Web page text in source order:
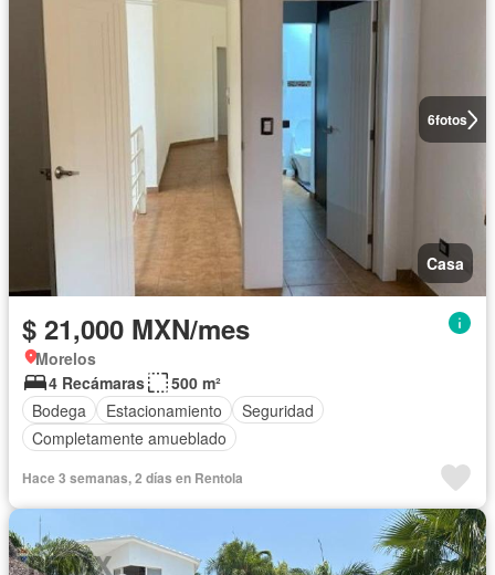
6fotos
Casa
$ 21,000 MXN/mes
Morelos
4 Recámaras
500 m²
Bodega
Estacionamiento
Seguridad
Completamente amueblado
Hace 3 semanas, 2 días en Rentola